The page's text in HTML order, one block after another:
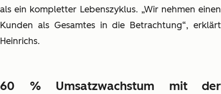
als ein kompletter Lebenszyklus. „Wir nehmen einen
Kunden als Gesamtes in die Betrachtung“, erklärt
Heinrichs.
60 % Umsatzwachstum mit der